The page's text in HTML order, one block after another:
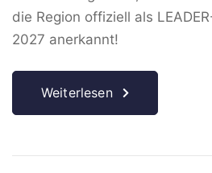
die Region offiziell als
2027 anerkannt!
Weiterlesen